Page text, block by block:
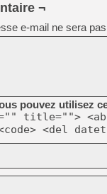
¬
e-mail ne sera
pouvez utilisez
title="">
<del